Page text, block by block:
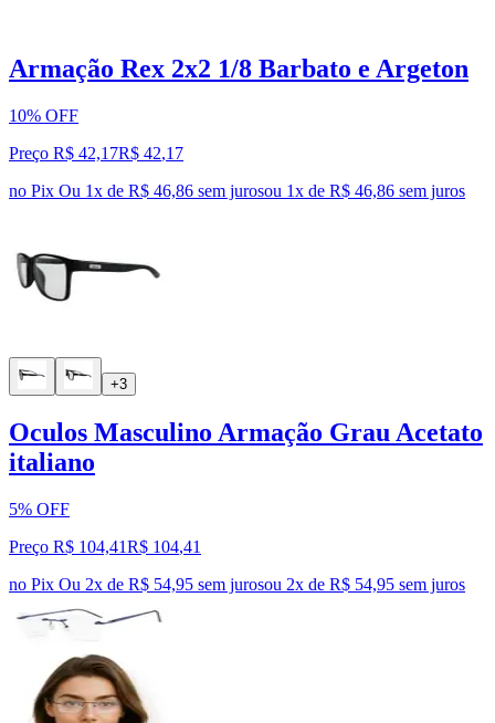
Armação Rex 2x2 1/8 Barbato e Argeton
10% OFF
Preço R$ 42,17R$ 42,17
no Pix Ou 1x de R$ 46,86 sem jurosou 1x de R$ 46,86 sem juros
+3
Oculos Masculino Armação Grau Acetato
italiano
5% OFF
Preço R$ 104,41R$ 104,41
no Pix Ou 2x de R$ 54,95 sem jurosou 2x de R$ 54,95 sem juros